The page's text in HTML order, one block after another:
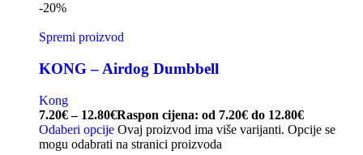
-20%
Spremi proizvod
KONG – Airdog Dumbbell
Kong
7.20€ – 12.80€Raspon cijena: od 7.20€ do 12.80€
Odaberi opcije Ovaj proizvod ima više varijanti. Opcije se
mogu odabrati na stranici proizvoda